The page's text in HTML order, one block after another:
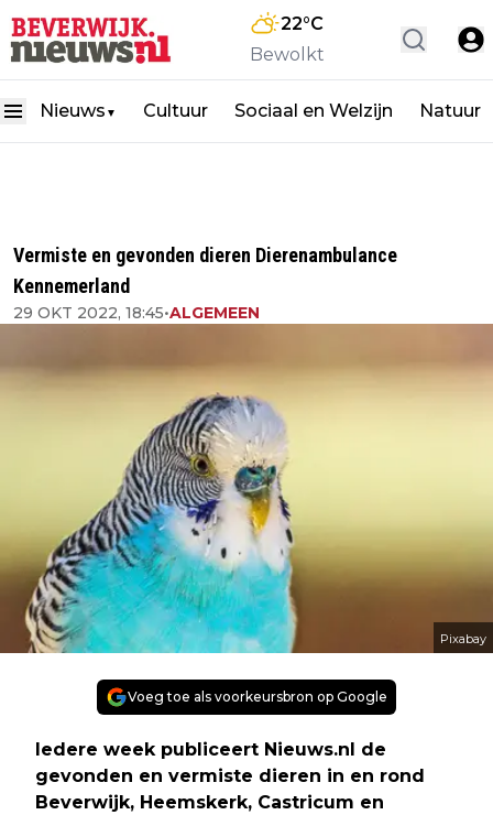
22°C
Bewolkt
Nieuws ▼ Cultuur Sociaal en Welzijn Natuur
Vermiste en gevonden dieren Dierenambulance
Kennemerland
29 OKT 2022, 18:45•ALGEMEEN
Pixabay
Voeg toe als voorkeursbron op Google
Iedere week publiceert Nieuws.nl de
gevonden en vermiste dieren in en rond
Beverwijk, Heemskerk, Castricum en